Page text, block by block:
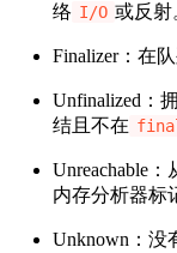
络 I/O 或反射
Finalizer：在
Unfinalized：
结且不在
Unreachable
内存分析器标
Unknown：没